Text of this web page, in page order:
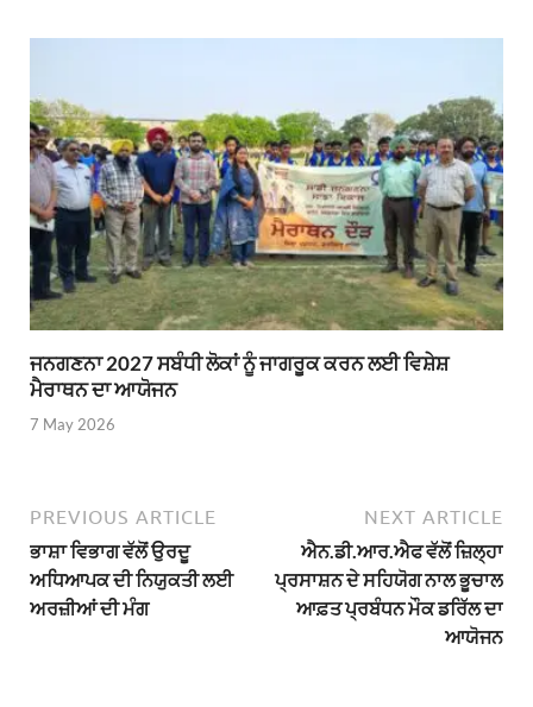
ਜਨਗਣਨਾ 2027 ਸਬੰਧੀ ਲੋਕਾਂ ਨੂੰ ਜਾਗਰੂਕ ਕਰਨ ਲਈ ਵਿਸ਼ੇਸ਼
ਮੈਰਾਥਨ ਦਾ ਆਯੋਜਨ
7 May 2026
PREVIOUS ARTICLE
ਭਾਸ਼ਾ ਵਿਭਾਗ ਵੱਲੋਂ ਉਰਦੂ
ਅਧਿਆਪਕ ਦੀ ਨਿਯੁਕਤੀ ਲਈ
ਅਰਜ਼ੀਆਂ ਦੀ ਮੰਗ
NEXT ARTICLE
ਐਨ.ਡੀ.ਆਰ.ਐਫ ਵੱਲੋਂ ਜ਼ਿਲ੍ਹਾ
ਪ੍ਰਸਾਸ਼ਨ ਦੇ ਸਹਿਯੋਗ ਨਾਲ ਭੂਚਾਲ
ਆਫ਼ਤ ਪ੍ਰਬੰਧਨ ਮੌਕ ਡਰਿੱਲ ਦਾ
ਆਯੋਜਨ